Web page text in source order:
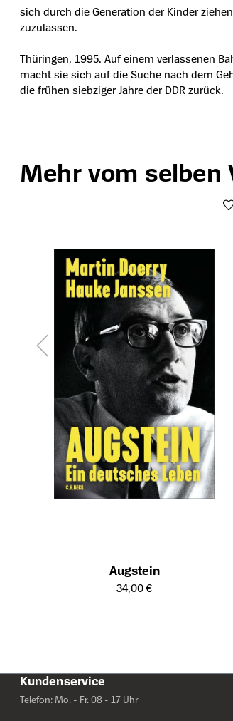
sich durch die Generation der Kinder
zuzulassen.
Thüringen, 1995. Auf einem verlassenen
macht sie sich auf die Suche nach dem
die frühen siebziger Jahre der DDR zurück.
Produktgalerie überspringen
Mehr vom selben
Augstein
Öffnet die Detailseite des Produkts
34,00 €
Kundenservice
Telefon: Mo. - Fr. 08 - 17 Uhr